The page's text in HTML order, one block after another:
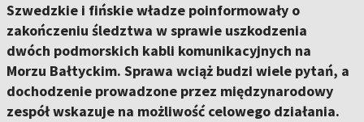
Szwedzkie i fińskie władze poinformowały o
zakończeniu śledztwa w sprawie uszkodzenia
dwóch podmorskich kabli komunikacyjnych na
Morzu Bałtyckim. Sprawa wciąż budzi wiele pytań, a
dochodzenie prowadzone przez międzynarodowy
zespół wskazuje na możliwość celowego działania.